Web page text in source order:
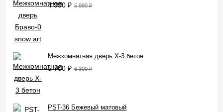
4 990 ₽ 5 990₽
Межкомнатная дверь X-3 бетон
5 700 ₽ 6 300₽
PST-36 Бежевый матовый